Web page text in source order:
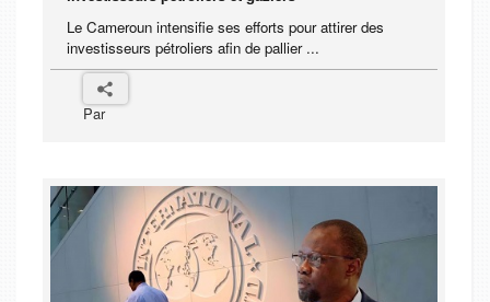
Le Cameroun intensifie ses efforts pour attirer des
investisseurs pétroliers afin de pallier ...
Par